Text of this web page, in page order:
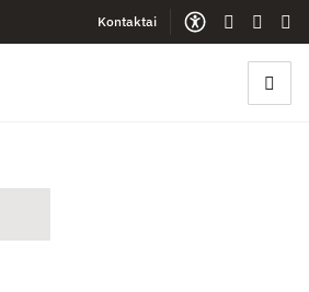
Kontaktai
Gestų